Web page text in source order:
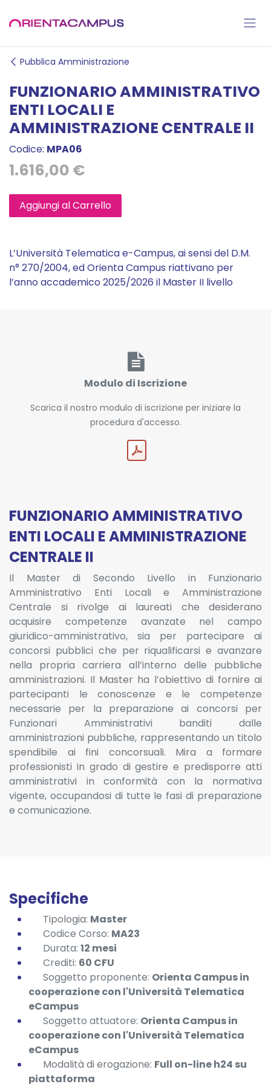
Pubblica Amministrazione
FUNZIONARIO AMMINISTRATIVO
ENTI LOCALI E
AMMINISTRAZIONE CENTRALE II
Codice: MPA06
1.616,00 €
Aggiungi al Carrello
L’Università Telematica e-Campus, ai sensi del D.M.
n° 270/2004, ed Orienta Campus riattivano per
l’anno accademico 2025/2026 il Master II livello
Modulo di Iscrizione
Scarica il nostro modulo di iscrizione per iniziare la
procedura d'accesso.
FUNZIONARIO AMMINISTRATIVO
ENTI LOCALI E AMMINISTRAZIONE
CENTRALE II
Il Master di Secondo Livello in Funzionario
Amministrativo Enti Locali e Amministrazione
Centrale si rivolge ai laureati che desiderano
acquisire competenze avanzate nel campo
giuridico-amministrativo, sia per partecipare ai
concorsi pubblici che per riqualificarsi e avanzare
nella propria carriera all’interno delle pubbliche
amministrazioni. Il Master ha l’obiettivo di fornire ai
partecipanti le conoscenze e le competenze
necessarie per la preparazione ai concorsi per
Funzionari Amministrativi banditi dalle
amministrazioni pubbliche, rappresentando un titolo
spendibile ai fini concorsuali. Mira a formare
professionisti in grado di gestire e predisporre atti
amministrativi in conformità con la normativa
vigente, occupandosi di tutte le fasi di preparazione
e comunicazione.
Specifiche
Tipologia: Master
Codice Corso: MA23
Durata: 12 mesi
Crediti: 60 CFU
Soggetto proponente: Orienta Campus in
cooperazione con l'Università Telematica
eCampus
Soggetto attuatore: Orienta Campus in
cooperazione con l'Università Telematica
eCampus
Modalità di erogazione: Full on-line h24 su
piattaforma